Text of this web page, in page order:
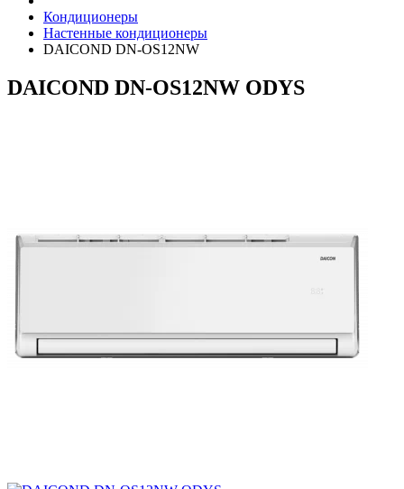
Кондиционеры
Настенные кондиционеры
DAICOND DN-OS12NW
DAICOND DN-OS12NW ODYS